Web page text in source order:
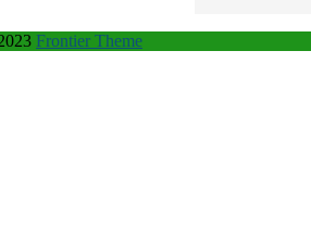
Frontier Theme